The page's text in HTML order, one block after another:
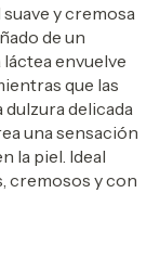
y cremosa
de un
envuelve
que las
delicada
una sensación
la piel. Ideal
cremosos y con